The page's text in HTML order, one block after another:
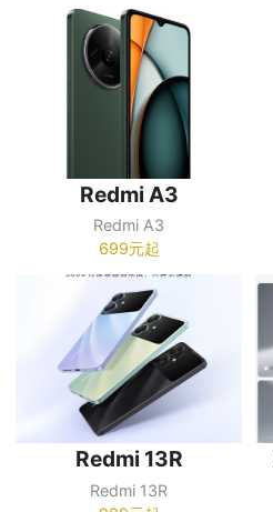
Redmi A3
Redmi A3
699元起
Redmi 13R
Redmi 13R